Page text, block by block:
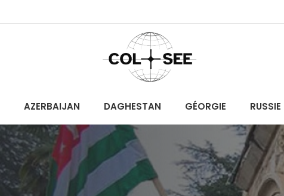
AZERBAIJAN DAGHESTAN GÉORGIE RUSSIE